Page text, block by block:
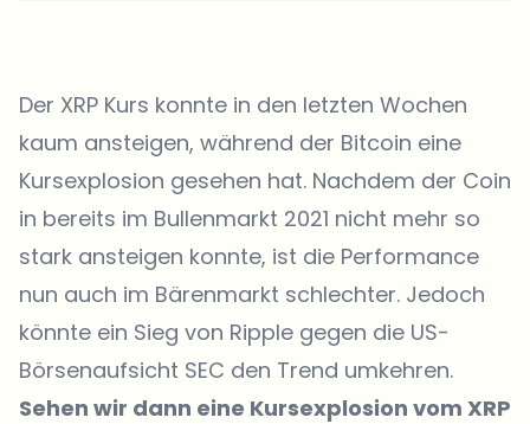
Der XRP Kurs konnte in den letzten Wochen
kaum ansteigen, während der Bitcoin eine
Kursexplosion gesehen hat. Nachdem der Coin
in bereits im Bullenmarkt 2021 nicht mehr so
stark ansteigen konnte, ist die Performance
nun auch im Bärenmarkt schlechter. Jedoch
könnte ein Sieg von Ripple gegen die US-
Börsenaufsicht SEC den Trend umkehren.
Sehen wir dann eine Kursexplosion vom XRP